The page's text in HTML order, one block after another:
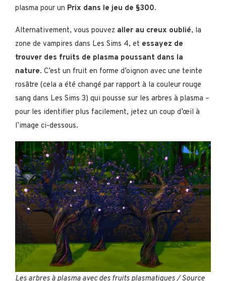
plasma pour un Prix dans le jeu de §300.
Alternativement, vous pouvez aller au creux oublié, la
zone de vampires dans Les Sims 4, et essayez de
trouver des fruits de plasma poussant dans la
nature. C’est un fruit en forme d’oignon avec une teinte
rosâtre (cela a été changé par rapport à la couleur rouge
sang dans Les Sims 3) qui pousse sur les arbres à plasma –
pour les identifier plus facilement, jetez un coup d’œil à
l’image ci-dessous.
Les arbres à plasma avec des fruits plasmatiques / Source